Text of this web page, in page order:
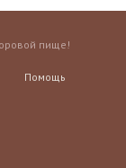
пище!
Помощь